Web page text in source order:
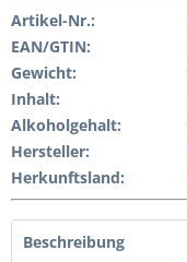
Artikel-Nr.:
EAN/GTIN:
Gewicht:
Inhalt:
Alkoholgehalt:
Hersteller:
Herkunftsland:
Beschreibung